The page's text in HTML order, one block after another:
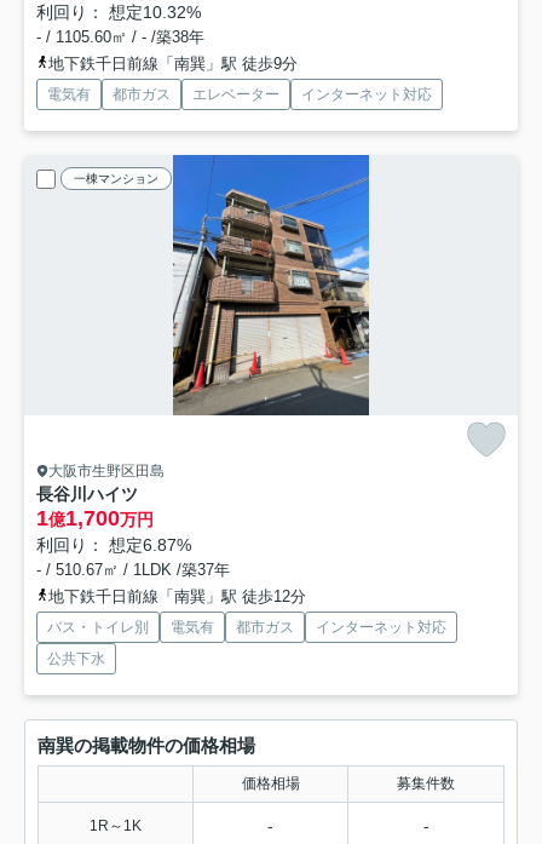
利回り： 想定10.32%
- / 1105.60㎡ / - /築38年
地下鉄千日前線「南巽」駅 徒歩9分
電気有 都市ガス エレベーター インターネット対応
一棟マンション
大阪市生野区田島
長谷川ハイツ
1億1,700万円
利回り： 想定6.87%
- / 510.67㎡ / 1LDK /築37年
地下鉄千日前線「南巽」駅 徒歩12分
バス・トイレ別 電気有 都市ガス
インターネット対応
公共下水
南巽の掲載物件の価格相場
価格相場 募集件数
1R～1K - -